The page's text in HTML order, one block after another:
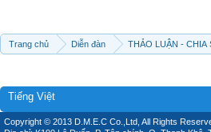
Trang chủ Diễn đàn THẢO LUẬN - CHIA
Tiếng Việt
Copyright © 2013 D.M.E.C Co.,Ltd, All Rights